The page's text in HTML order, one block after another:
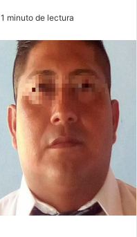
1 minuto de lectura